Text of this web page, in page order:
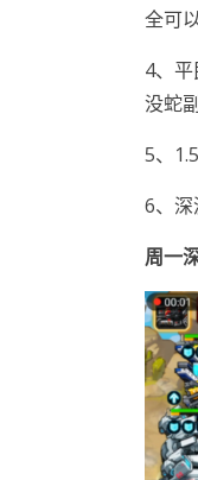
全可
4、
没蛇
5、
6、深
周一